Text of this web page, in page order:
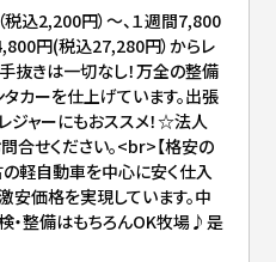
込2,200円）～、１週間7,800
円(税込27,280円）からレ
抜きは一切なし！万全の整備
カーを仕上げています。出張
ジャーにもおススメ！☆法人
合せください。<br>【格安の
の軽自動車を中心に安く仕入
安価格を実現しています。中
・整備はもちろんOK牧場♪是